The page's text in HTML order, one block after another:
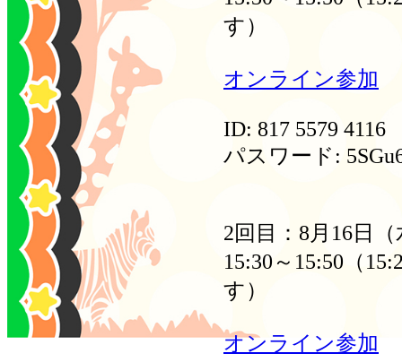
す）
オンライン参加
ID: 817 5579 4116
パスワード:
2回目：8月16日（
15:30～15:50（
す）
オンライン参加